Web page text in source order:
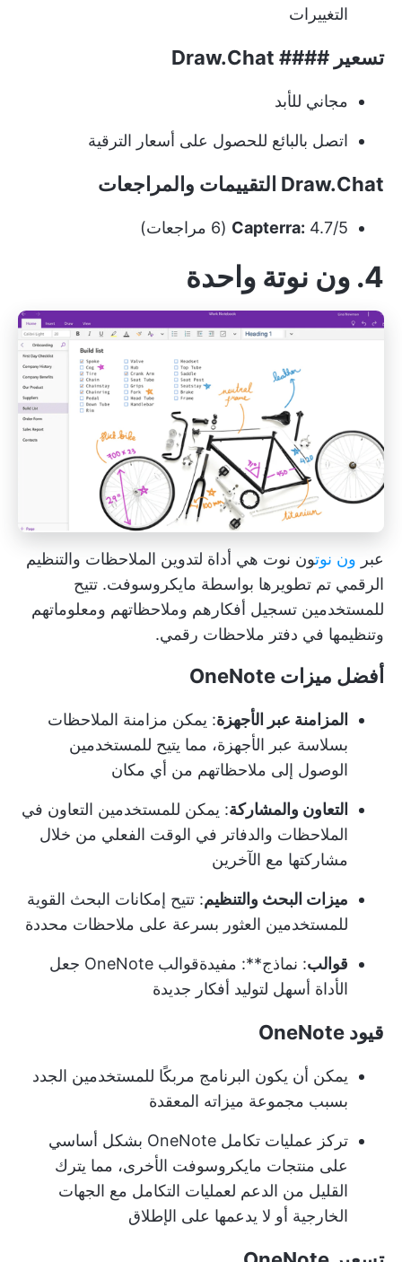
التغييرات
تسعير #### Draw.Chat
مجاني للأبد
اتصل بالبائع للحصول على أسعار الترقية
Draw.Chat التقييمات والمراجعات
Capterra: 4.7/5 (6 مراجعات)
4. ون نوتة واحدة
عبر ون نوتون نوت هي أداة لتدوين الملاحظات والتنظيم
الرقمي تم تطويرها بواسطة مايكروسوفت. تتيح
للمستخدمين تسجيل أفكارهم وملاحظاتهم ومعلوماتهم
وتنظيمها في دفتر ملاحظات رقمي.
أفضل ميزات OneNote
المزامنة عبر الأجهزة: يمكن مزامنة الملاحظات
بسلاسة عبر الأجهزة، مما يتيح للمستخدمين
الوصول إلى ملاحظاتهم من أي مكان
التعاون والمشاركة: يمكن للمستخدمين التعاون في
الملاحظات والدفاتر في الوقت الفعلي من خلال
مشاركتها مع الآخرين
ميزات البحث والتنظيم: تتيح إمكانات البحث القوية
للمستخدمين العثور بسرعة على ملاحظات محددة
قوالب: نماذج**: مفيدةقوالب OneNote
جعل
الأداة أسهل لتوليد أفكار جديدة
قيود OneNote
يمكن أن يكون البرنامج مربكًا للمستخدمين الجدد
بسبب مجموعة ميزاته المعقدة
تركز عمليات تكامل OneNote بشكل أساسي
على منتجات مايكروسوفت الأخرى، مما يترك
القليل من الدعم لعمليات التكامل مع الجهات
الخارجية أو لا يدعمها على الإطلاق